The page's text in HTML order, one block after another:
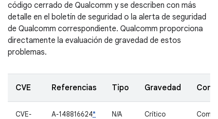
código cerrado de Qualcomm y se describen con más
detalle en el boletín de seguridad o la alerta de seguridad
de Qualcomm correspondiente. Qualcomm proporciona
directamente la evaluación de gravedad de estos
problemas.
CVE Referencias Tipo Gravedad
CVE-
A-148816624* N/A Crítico